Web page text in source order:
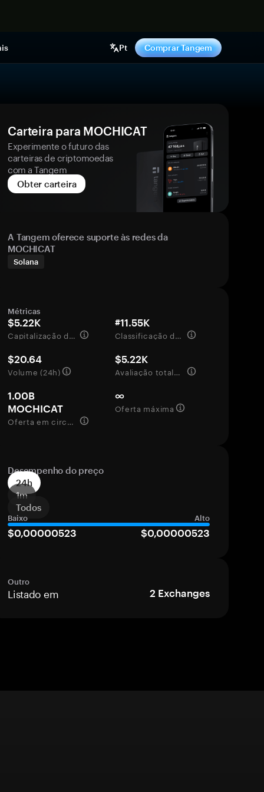
Pt Comprar Tangem
Carteira para MOCHICAT
Experimente o futuro das
carteiras de criptomoedas
com a Tangem
Obter carteira
A Tangem oferece suporte às redes da
MOCHICAT
Solana
Métricas
$5.22K
Capitalização de mercado
#11.55K
Classificação de mercado
$20.64
Volume (24h)
$5.22K
Avaliação totalmente diluída
1.00B
MOCHICAT
Oferta em circulação
∞
Oferta máxima
Desempenho do preço
24h
1m
Todos
Baixo Alto
$0,00000523 $0,00000523
Outro
Listado em 2 Exchanges